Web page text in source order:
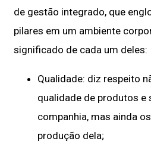
de gestão integrado, que
pilares em um ambiente
significado de cada um deles:
Qualidade: diz respeito
qualidade de produtos e
companhia, mas ainda
produção dela;